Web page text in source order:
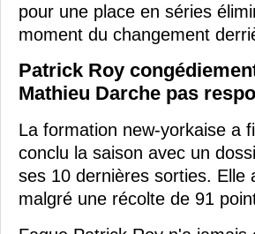
pour une place en séries
moment du changement
Patrick Roy
Mathieu Darche pas
La formation new-yorkaise a
conclu la saison avec un
ses 10 dernières sorties. Elle
malgré une récolte de 91